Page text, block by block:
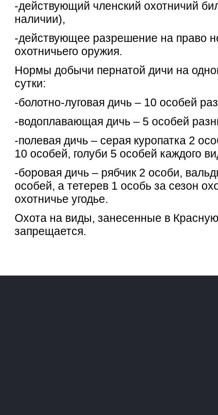
-действующий членский охотничий
наличии),
-действующее разрешение на право
охотничьего оружия.
Нормы добычи пернатой дичи на
сутки:
-болотно-луговая дичь – 10 особей
-водоплавающая дичь – 5 особей
-полевая дичь – серая куропатка 2
10 особей, голуби 5 особей каждого
-боровая дичь – рябчик 2 особи,
особей, а тетерев 1 особь за сезон
охотничье угодье.
Охота на виды, занесенные в Красную
запрещается.